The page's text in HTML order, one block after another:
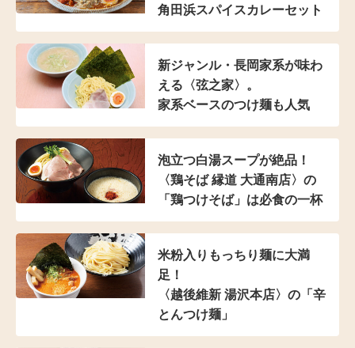
角田浜スパイスカレーセット
新ジャンル・長岡家系が味わ
える〈弦之家〉。
家系ベースのつけ麺も人気
泡立つ白湯スープが絶品！
〈鶏そば 縁道 大通南店〉の
「鶏つけそば」は必食の一杯
米粉入り もっちり麺に大満
足！
〈越後維新 湯沢本店〉の 「辛
とんつけ麺」